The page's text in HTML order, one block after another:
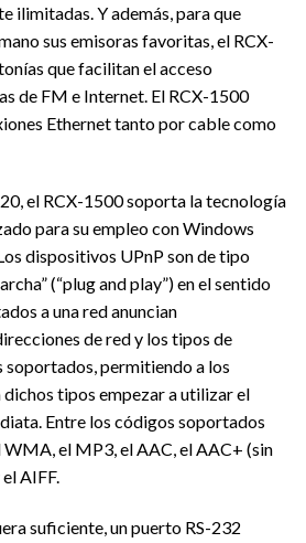
ilimitadas. Y además, para que
sus emisoras favoritas, el RCX-
que facilitan el acceso
de FM e Internet. El RCX-1500
Ethernet tanto por cable como
el RCX-1500 soporta la tecnología
para su empleo con Windows
dispositivos UPnP son de tipo
(“plug and play”) en el sentido
a una red anuncian
de red y los tipos de
permitiendo a los
tipos empezar a utilizar el
Entre los códigos soportados
el MP3, el AAC, el AAC+ (sin
AIFF.
suficiente, un puerto RS-232